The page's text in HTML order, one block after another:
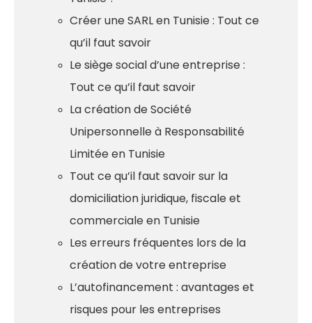
Créer une SARL en Tunisie : Tout ce
qu’il faut savoir
Le siège social d’une entreprise :
Tout ce qu’il faut savoir
La création de Société
Unipersonnelle à Responsabilité
Limitée en Tunisie
Tout ce qu’il faut savoir sur la
domiciliation juridique, fiscale et
commerciale en Tunisie
Les erreurs fréquentes lors de la
création de votre entreprise
L’autofinancement : avantages et
risques pour les entreprises